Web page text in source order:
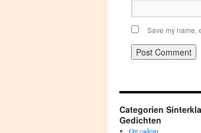
Save my name,
Categorien
Gedichten
Op cadeau